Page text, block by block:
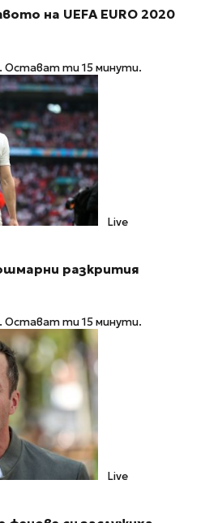
на UEFA EURO 2020
Остават ти 15 минути.
Live
разкрития
Остават ти 15 минути.
Live